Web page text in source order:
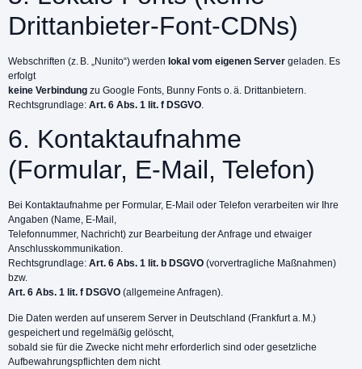
Drittanbieter-Font-CDNs)
Webschriften (z. B. „Nunito“) werden lokal vom eigenen Server geladen. Es
erfolgt
keine Verbindung zu Google Fonts, Bunny Fonts o. ä. Drittanbietern.
Rechtsgrundlage: Art. 6 Abs. 1 lit. f DSGVO
6. Kontaktaufnahme
(Formular, E-Mail, Telefon)
Bei Kontaktaufnahme per Formular, E-Mail oder Telefon verarbeiten wir Ihre
Angaben (Name, E-Mail,
Telefonnummer, Nachricht) zur Bearbeitung der Anfrage und etwaiger
Anschlusskommunikation.
Rechtsgrundlage: Art. 6 Abs. 1 lit. b DSGVO (vorvertragliche Maßnahmen)
bzw.
Art. 6 Abs. 1 lit. f DSGVO (allgemeine Anfragen).
Die Daten werden auf unserem Server in Deutschland (Frankfurt a. M.)
gespeichert und regelmäßig gelöscht,
sobald sie für die Zwecke nicht mehr erforderlich sind oder gesetzliche
Aufbewahrungspflichten dem nicht